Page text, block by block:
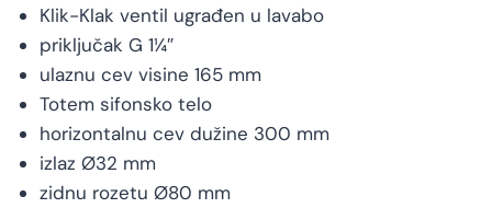
Klik-Klak ventil ugrađen u lavabo
priključak G 1¼″
ulaznu cev visine 165 mm
Totem sifonsko telo
horizontalnu cev dužine 300 mm
izlaz Ø32 mm
zidnu rozetu Ø80 mm